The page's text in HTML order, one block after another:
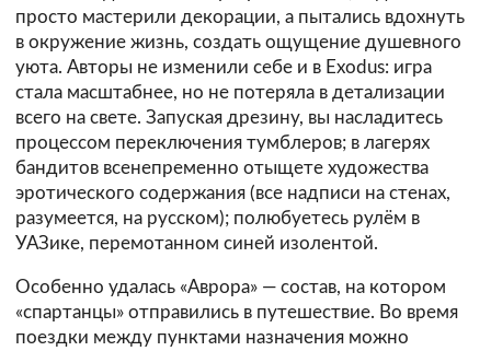
просто мастерили декорации, а пытались вдохнуть
в окружение жизнь, создать ощущение душевного
уюта. Авторы не изменили себе и в Exodus: игра
стала масштабнее, но не потеряла в детализации
всего на свете. Запуская дрезину, вы насладитесь
процессом переключения тумблеров; в лагерях
бандитов всенепременно отыщете художества
эротического содержания (все надписи на стенах,
разумеется, на русском); полюбуетесь рулём в
УАЗике, перемотанном синей изолентой.
Особенно удалась «Аврора» — состав, на котором
«спартанцы» отправились в путешествие. Во время
поездки между пунктами назначения можно